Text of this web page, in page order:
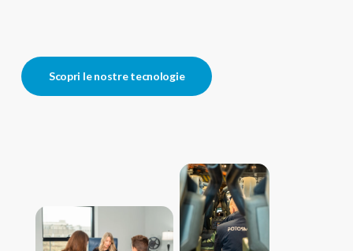
Scopri le nostre tecnologie